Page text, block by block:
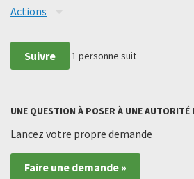
Actions
Suivre 1 personne suit
UNE QUESTION À POSER À UNE AUTORITÉ
Lancez votre propre demande
Faire une demande »